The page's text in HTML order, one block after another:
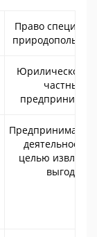
Право
Юрилическое
частный
целью
выгоды